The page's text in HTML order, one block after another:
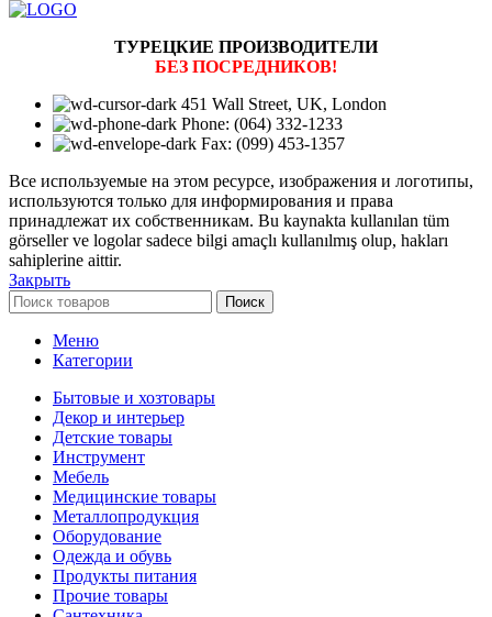
ТУРЕЦКИЕ ПРОИЗВОДИТЕЛИ
БЕЗ ПОСРЕДНИКОВ!
451 Wall Street, UK, London
Phone: (064) 332-1233
Fax: (099) 453-1357
Все используемые на этом ресурсе, изображения и логотипы,
используются только для информирования и права
принадлежат их собственникам. Bu kaynakta kullanılan tüm
görseller ve logolar sadece bilgi amaçlı kullanılmış olup, hakları
sahiplerine aittir.
Закрыть
Поиск
Меню
Категории
Бытовые и хозтовары
Декор и интерьер
Детские товары
Инструмент
Мебель
Медицинские товары
Металлопродукция
Оборудование
Одежда и обувь
Продукты питания
Прочие товары